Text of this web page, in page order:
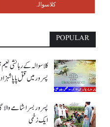
کلاسوالہ
POPULAR
کلاسوالہ کے رہائشی
پسرور میں قتل پاپا
پسرور بسرا شامے
ایک زخمی